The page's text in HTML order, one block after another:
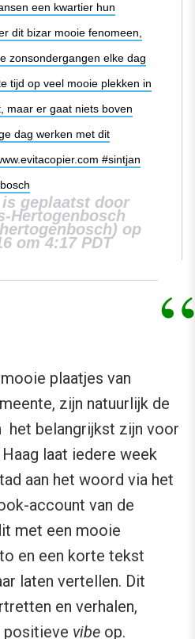
een kwartier hun
dit bizar mooie fenomeen,
zonsondergangen elke dag
tijd op veel mooie plekken in
maar er gaat niets boven
dag werken met dit
#sintjan
geplaatst door
Hertogenbosch
op
om 4:17 PDT
plaatjes van
zijn natuurlijk de
het belangrijkst zijn voor
laat iedere week
aan het woord via het
account van de
met een mooie
en een korte tekst
laten vertellen. Dit
en verhalen,
positieve vibe op.